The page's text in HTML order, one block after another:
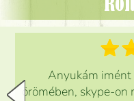
Anyukám imént
örömében, skype-